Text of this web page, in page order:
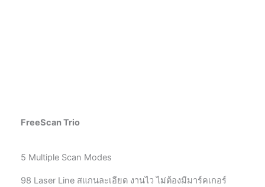
FreeScan Trio
5 Multiple Scan Modes
98 Laser Line สแกนละเอียด งานไว ไม่ต้องมีมาร์คเกอร์